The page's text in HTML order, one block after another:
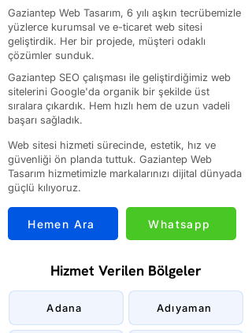
Gaziantep Web Tasarım, 6 yılı aşkın tecrübemizle
yüzlerce kurumsal ve e-ticaret web sitesi
geliştirdik. Her bir projede, müşteri odaklı
çözümler sunduk.
Gaziantep SEO çalışması ile geliştirdiğimiz web
sitelerini Google'da organik bir şekilde üst
sıralara çıkardık. Hem hızlı hem de uzun vadeli
başarı sağladık.
Web sitesi hizmeti sürecinde, estetik, hız ve
güvenliği ön planda tuttuk. Gaziantep Web
Tasarım hizmetimizle markalarınızı dijital dünyada
güçlü kılıyoruz.
Hemen Ara Whatsapp
Hizmet Verilen Bölgeler
Adana Adıyaman